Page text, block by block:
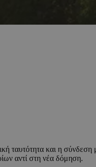
ταυτότητα και η
αντί στη νέα δόμηση.